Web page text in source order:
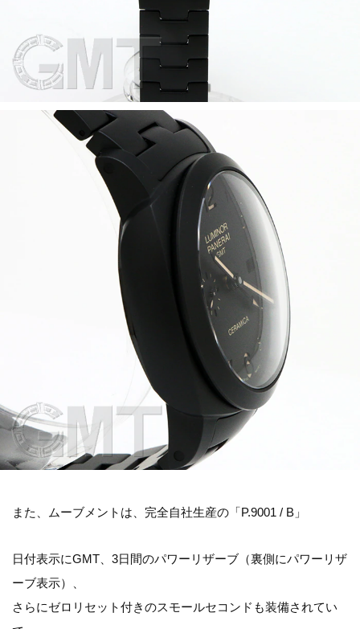
また、ムーブメントは、完全自社生産の「P.9001 / B」
日付表示にGMT、3日間のパワーリザーブ（裏側にパワーリザ
ーブ表示）、
さらにゼロリセット付きのスモールセコンドも装備されてい